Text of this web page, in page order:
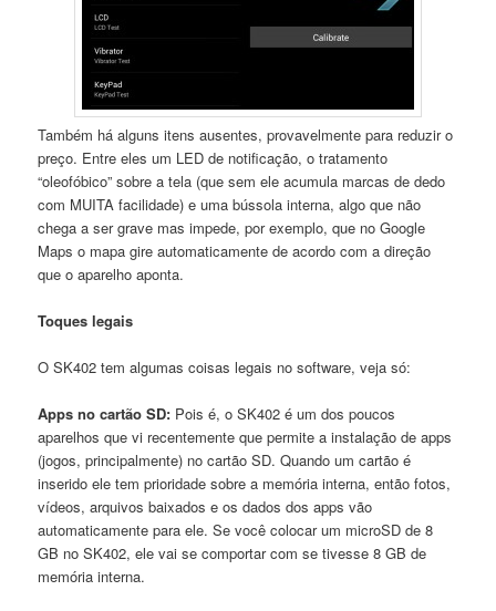
Também há alguns itens ausentes, provavelmente para reduzir o
preço. Entre eles um LED de notificação, o tratamento
“oleofóbico” sobre a tela (que sem ele acumula marcas de dedo
com MUITA facilidade) e uma bússola interna, algo que não
chega a ser grave mas impede, por exemplo, que no Google
Maps o mapa gire automaticamente de acordo com a direção
que o aparelho aponta.
Toques legais
O SK402 tem algumas coisas legais no software, veja só:
Apps no cartão SD: Pois é, o SK402 é um dos poucos
aparelhos que vi recentemente que permite a instalação de apps
(jogos, principalmente) no cartão SD. Quando um cartão é
inserido ele tem prioridade sobre a memória interna, então fotos,
vídeos, arquivos baixados e os dados dos apps vão
automaticamente para ele. Se você colocar um microSD de 8
GB no SK402, ele vai se comportar com se tivesse 8 GB de
memória interna.